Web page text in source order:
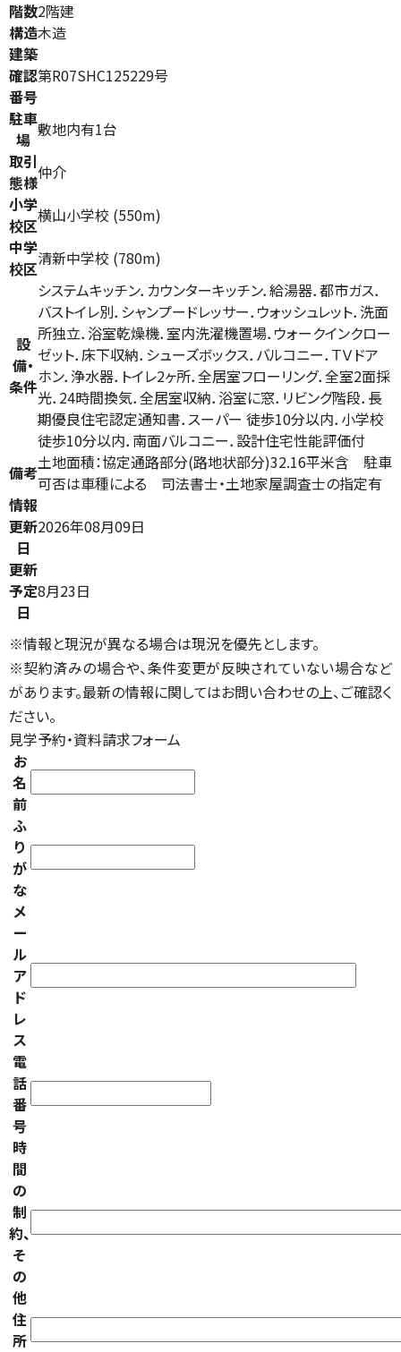
階数2階建
構造木造
建築
確認
番号
第R07SHC125229号
駐車
場 敷地内有1台
取引
態様仲介
小学
校区横山小学校 (550m)
中学
校区清新中学校 (780m)
設
備・
条件
システムキッチン．カウンターキッチン．給湯器．都市ガス．
バストイレ別．シャンプードレッサー．ウォッシュレット．洗面
所独立．浴室乾燥機．室内洗濯機置場．ウォークインクロー
ゼット．床下収納．シューズボックス．バルコニー．ＴＶドア
ホン．浄水器．トイレ2ヶ所．全居室フローリング．全室2面採
光．24時間換気．全居室収納．浴室に窓．リビング階段．長
期優良住宅認定通知書．スーパー 徒歩10分以内．小学校
徒歩10分以内．南面バルコニー．設計住宅性能評価付
備考土地面積：協定通路部分(路地状部分)32.16平米含 駐車
可否は車種による 司法書士・土地家屋調査士の指定有
情報
更新
日
2026年08月09日
更新
予定
日
8月23日
※情報と現況が異なる場合は現況を優先とします。
※契約済みの場合や、条件変更が反映されていない場合など
があります。最新の情報に関してはお問い合わせの上、ご確認く
ださい。
見学予約・資料請求フォーム
お
名
前
ふ
り
が
な
メ
ー
ル
ア
ド
レ
ス
電
話
番
号
時
間
の
制
約、
そ
の
他
住
所